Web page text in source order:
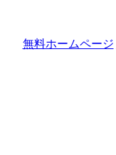
無料ホームページ